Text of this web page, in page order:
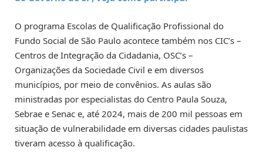
O programa Escolas de Qualificação Profissional do
Fundo Social de São Paulo acontece também nos CIC’s –
Centros de Integração da Cidadania, OSC’s –
Organizações da Sociedade Civil e em diversos
municípios, por meio de convênios. As aulas são
ministradas por especialistas do Centro Paula Souza,
Sebrae e Senac e, até 2024, mais de 200 mil pessoas em
situação de vulnerabilidade em diversas cidades paulistas
tiveram acesso à qualificação.